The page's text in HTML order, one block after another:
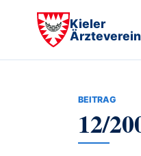
Kieler
BEITRAG
12/